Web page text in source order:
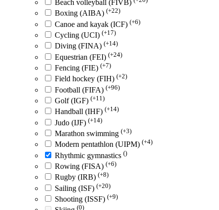
Beach volleyball (FIVB)
Boxing (AIBA) (+22)
Canoe and kayak (ICF) (+6)
Cycling (UCI) (+17)
Diving (FINA) (+14)
Equestrian (FEI) (+24)
Fencing (FIE) (+7)
Field hockey (FIH) (+2)
Football (FIFA) (+96)
Golf (IGF) (+11)
Handball (IHF) (+14)
Judo (IJF) (+14)
Marathon swimming (+3)
Modern pentathlon (UIPM) (+4)
Rhythmic gymnastics ()
Rowing (FISA) (+6)
Rugby (IRB) (+8)
Sailing (ISF) (+20)
Shooting (ISSF) (+9)
(0)